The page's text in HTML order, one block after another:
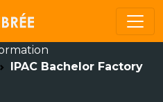
IPAC Bachelor Factory